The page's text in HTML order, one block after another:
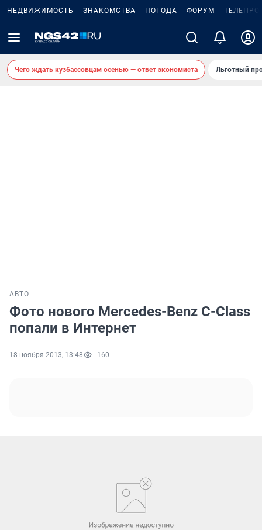
НЕДВИЖИМОСТЬ ЗНАКОМСТВА ПОГОДА ФОРУМ
Чего ждать кузбассовцам осенью — ответ экономиста Льготный
АВТО
Фото нового Mercedes-Benz C-Class
попали в Интернет
18 ноября 2013, 13:48 160